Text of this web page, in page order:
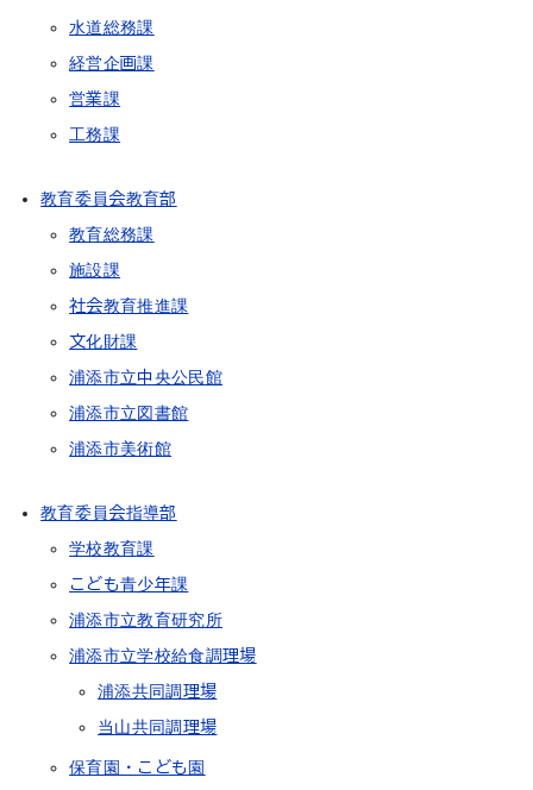
水道総務課
経営企画課
営業課
工務課
教育委員会教育部
教育総務課
施設課
社会教育推進課
文化財課
浦添市立中央公民館
浦添市立図書館
浦添市美術館
教育委員会指導部
学校教育課
こども青少年課
浦添市立教育研究所
浦添市立学校給食調理場
浦添共同調理場
当山共同調理場
保育園・こども園